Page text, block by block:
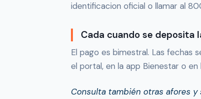
identificacion oficial o llamar al
Cada cuando se deposita
El pago es bimestral. Las fechas
el portal, en la app Bienestar o en
Consulta también otras afores